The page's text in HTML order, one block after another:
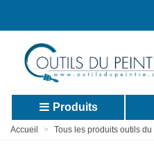
Produits
Accueil > Tous les produits outils du